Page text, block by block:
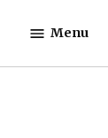
Menu